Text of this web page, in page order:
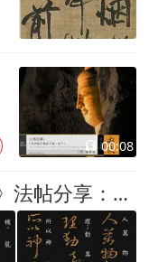
00:08
褚遂良草书《黄帝阴符经》法帖分享：此帖很少见，清晰度尚可，值得学习欣赏，我已配上了参考的逐字楷书释文